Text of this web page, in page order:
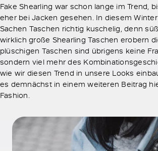
Fake Shearling war schon lange im Trend,
eher bei Jacken gesehen. In diesem
Sachen Taschen richtig kuschelig, denn
wirklich große Shearling Taschen erobern
plüschigen Taschen sind übrigens keine
sondern viel mehr des
wie wir diesen Trend in unsere Looks
es demnächst in einem weiteren Beitrag
Fashion.